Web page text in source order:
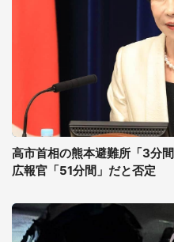
高市首相の熊本避難所「3分
広報官「51分間」だと否定